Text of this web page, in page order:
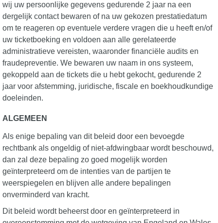
wij uw persoonlijke gegevens gedurende 2 jaar na een
dergelijk contact bewaren of na uw gekozen prestatiedatum
om te reageren op eventuele verdere vragen die u heeft en/of
uw ticketboeking en voldoen aan alle gerelateerde
administratieve vereisten, waaronder financiële audits en
fraudepreventie. We bewaren uw naam in ons systeem,
gekoppeld aan de tickets die u hebt gekocht, gedurende 2
jaar voor afstemming, juridische, fiscale en boekhoudkundige
doeleinden.
ALGEMEEN
Als enige bepaling van dit beleid door een bevoegde
rechtbank als ongeldig of niet-afdwingbaar wordt beschouwd,
dan zal deze bepaling zo goed mogelijk worden
geïnterpreteerd om de intenties van de partijen te
weerspiegelen en blijven alle andere bepalingen
onverminderd van kracht.
Dit beleid wordt beheerst door en geïnterpreteerd in